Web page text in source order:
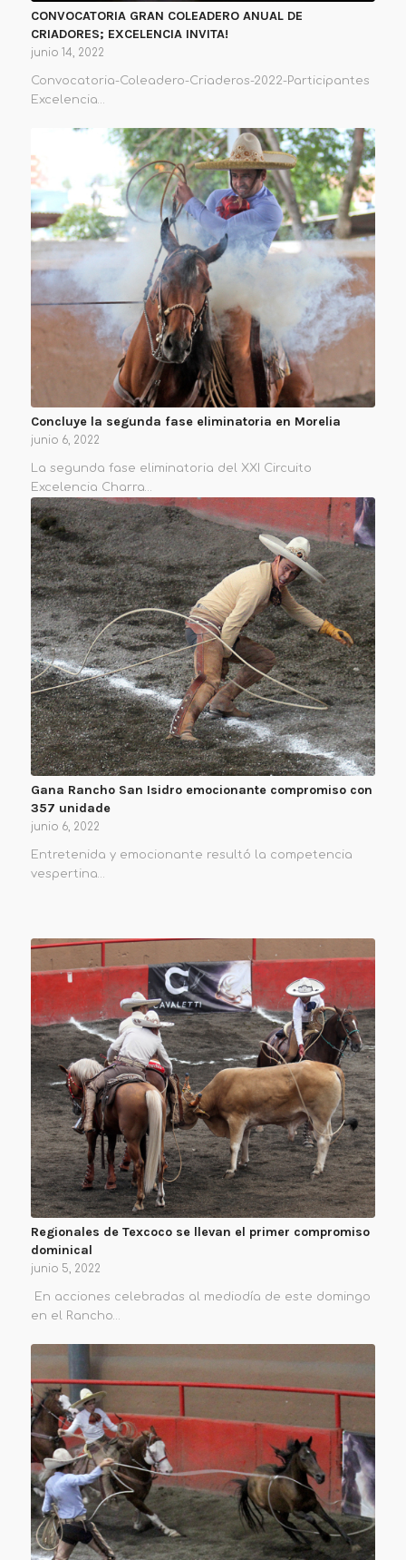
CONVOCATORIA GRAN COLEADERO ANUAL DE
CRIADORES; EXCELENCIA INVITA!
junio 14, 2022
Convocatoria-Coleadero-Criaderos-2022-Participantes
Excelencia…
Concluye la segunda fase eliminatoria en Morelia
junio 6, 2022
La segunda fase eliminatoria del XXI Circuito
Excelencia Charra…
Gana Rancho San Isidro emocionante compromiso con
357 unidade
junio 6, 2022
Entretenida y emocionante resultó la competencia
vespertina…
Regionales de Texcoco se llevan el primer compromiso
dominical
junio 5, 2022
En acciones celebradas al mediodía de este domingo
en el Rancho…